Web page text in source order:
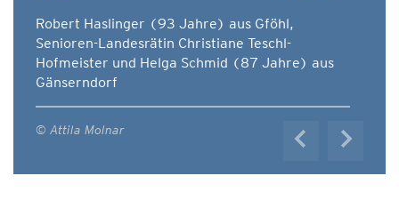
Robert Haslinger (93 Jahre) aus Gföhl,
Senioren-Landesrätin Christiane Teschl-
Hofmeister und Helga Schmid (87 Jahre) aus
Gänserndorf
© Attila Molnar